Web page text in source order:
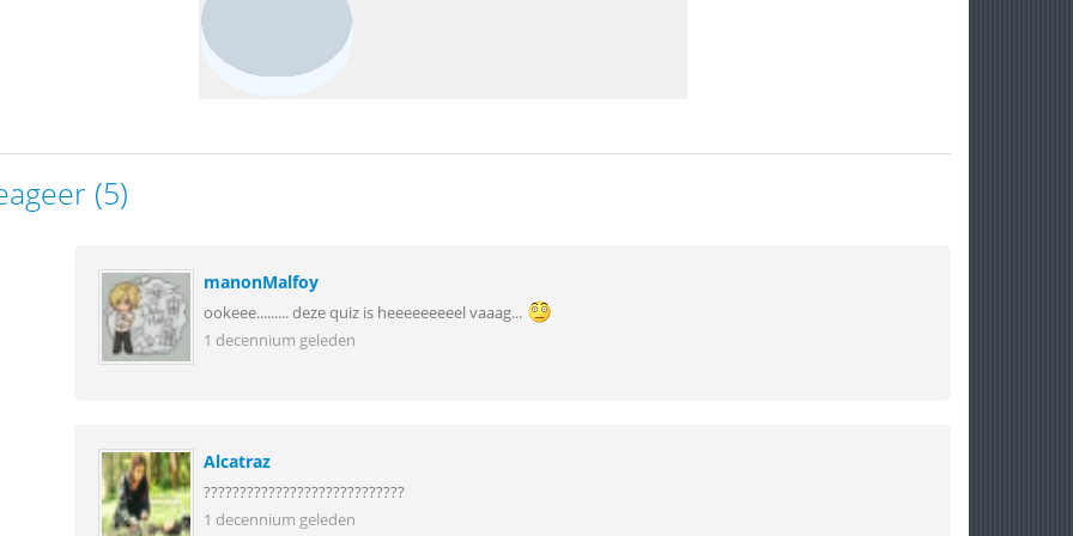
(5)
manonMalfoy
ookeee......... deze quiz is heeeeeeeeel vaaag...
1 decennium geleden
Alcatraz
????????????????????????????
1 decennium geleden